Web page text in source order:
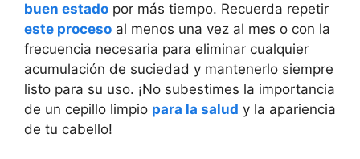
buen estado por más tiempo. Recuerda repetir
este proceso al menos una vez al mes o con la
frecuencia necesaria para eliminar cualquier
acumulación de suciedad y mantenerlo siempre
listo para su uso. ¡No subestimes la importancia
de un cepillo limpio para la salud y la apariencia
de tu cabello!